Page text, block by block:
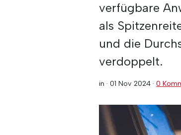
verfügbare
als
und die
verdoppelt.
in ·01 Nov 2024 ·0